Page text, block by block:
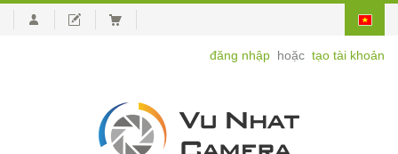
đăng nhập hoặc tạo tài khoản